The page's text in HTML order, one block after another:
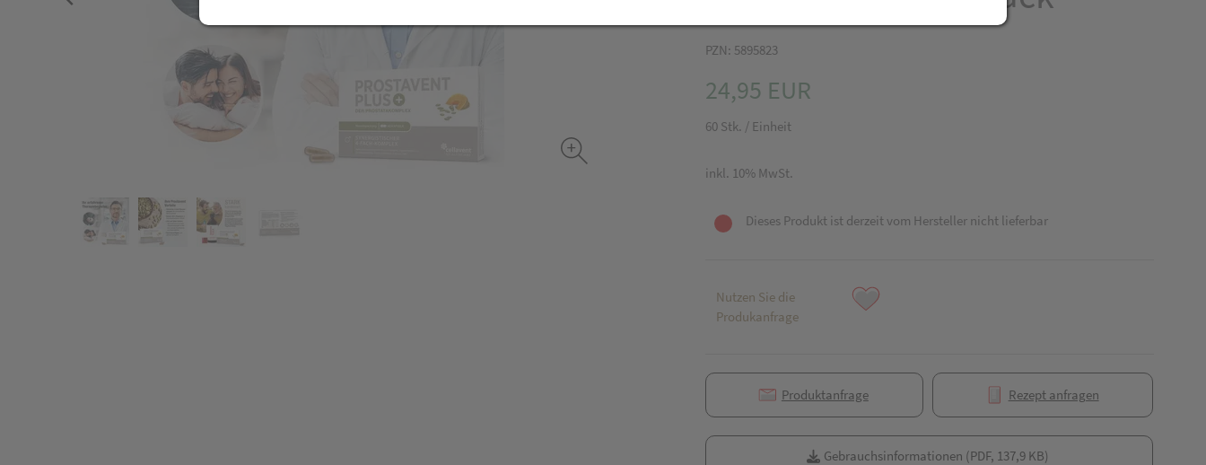
PZN: 5895823
24,95 EUR
60 Stk. / Einheit
inkl. 10% MwSt.
Dieses Produkt ist derzeit vom Hersteller nicht lieferbar
Nutzen Sie die
Produkanfrage
Produktanfrage Rezept anfragen
Gebrauchsinformationen (PDF, 137,9 KB)